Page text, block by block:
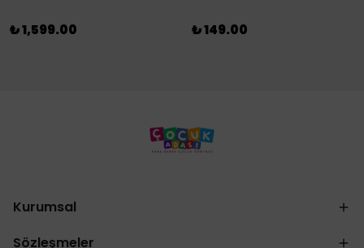
₺ 1,599.00 ₺ 149.00
Kurumsal
Sözleşmeler